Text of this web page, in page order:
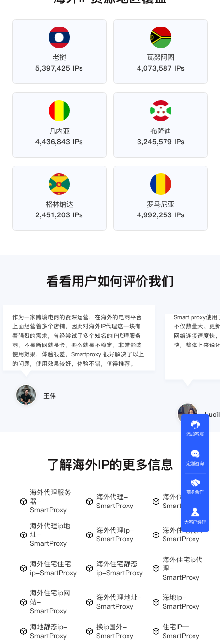
老挝
5,397,425 IPs
瓦努阿图
4,073,587 IPs
几内亚
4,436,843 IPs
布隆迪
3,245,579 IPs
格林纳达
2,451,203 IPs
罗马尼亚
4,992,253 IPs
看看用户如何评价我们
作为一家跨境电商的资深运营，在海外的电商平台
上面经营着多个店铺，因此对海外IP代理这一块有
着强烈的需求，曾经尝试了多个知名的IP代理服务
商，不是断网就是卡，要么就是不稳定，非常影响
使用效果，体验很差，Smartproxy 很好解决了以上
的问题，使用效果较好，体验不错，值得推荐。
王伟
Smart proxy使用
不仅数量大、更
网络连接速度快
快，整体上来说
了解海外IP的更多信息
海外代理服务
器-
SmartProxy
海外代理-
SmartProxy
海外代理http-
SmartProxy
海外代理ip地
址-
SmartProxy
海外代理ip-
SmartProxy
海外住宅代理-
SmartProxy
海外住宅住宅
ip-SmartProxy
海外住宅静态
ip-SmartProxy
海外住宅ip代
理-
SmartProxy
海外住宅ip网
站-
SmartProxy
海外代理地址-
SmartProxy
海地ip-
SmartProxy
海地静态ip-
SmartProxy
换ip国外-
SmartProxy
住宅IP—
SmartProxy
添加客服
定制咨询
商务合作
大客户经理